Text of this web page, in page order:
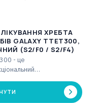
ХРЕБТА
GALAXY TTET300,
(S2/F0 / S2/F4)
- це
з блоком витяжіння